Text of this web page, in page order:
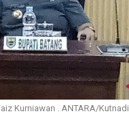
Kurniawan . ANTARA/Kutnadi